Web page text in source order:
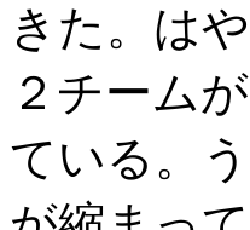
きた。は
２チーム
ている。